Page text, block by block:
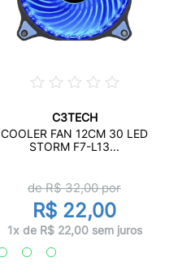
C3TECH
COOLER FAN 12CM 30 LED
STORM F7-L13...
de R$32,00por
R$ 22,00
1x de R$ 22,00 sem juros